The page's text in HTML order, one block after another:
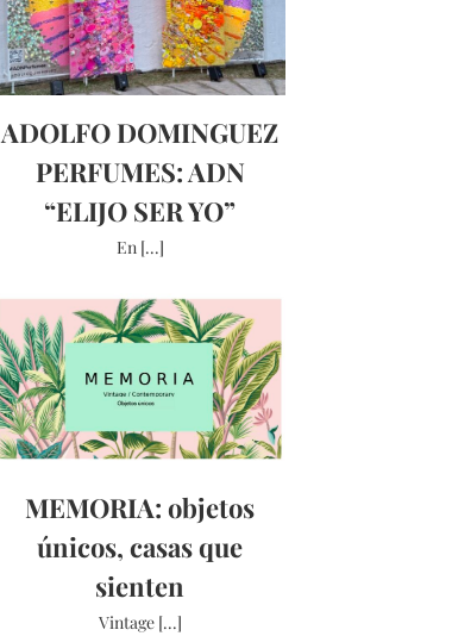
ADOLFO DOMINGUEZ
PERFUMES: ADN
“ELIJO SER YO”
En [...]
MEMORIA: objetos
únicos, casas que
sienten
Vintage [...]